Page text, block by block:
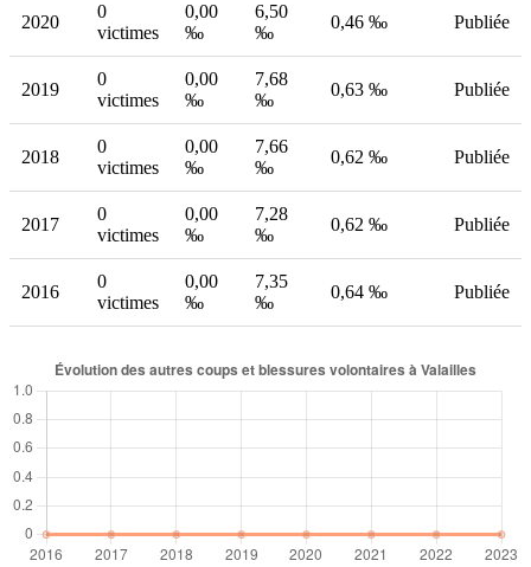
2020
0
victimes
0,00
‰
6,50
‰
0,46 ‰ Publiée
2019
0
victimes
0,00
‰
7,68
‰
0,63 ‰ Publiée
2018
0
victimes
0,00
‰
7,66
‰
0,62 ‰ Publiée
2017
0
victimes
0,00
‰
7,28
‰
0,62 ‰ Publiée
2016
0
victimes
0,00
‰
7,35
‰
0,64 ‰ Publiée